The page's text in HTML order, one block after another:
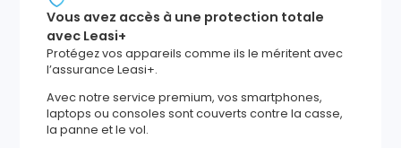
Vous avez accès à une protection totale
avec Leasi+
Protégez vos appareils comme ils le méritent avec
l’assurance Leasi+.
Avec notre service premium, vos smartphones,
laptops ou consoles sont couverts contre la casse,
la panne et le vol.